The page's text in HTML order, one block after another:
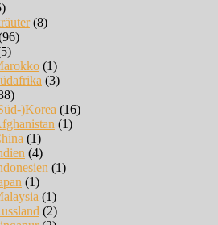
(8)
(1)
(3)
)Korea (16)
(1)
(1)
(4)
(1)
(1)
(1)
(2)